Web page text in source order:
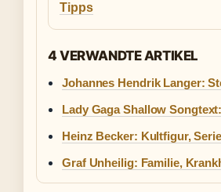
Tipps
4 VERWANDTE ARTIKEL
Johannes Hendrik Langer:
Lady Gaga Shallow
Heinz Becker: Kultfigur,
Graf Unheilig: Familie,